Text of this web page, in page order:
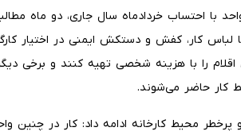
با احتساب خردادماه سال جاری، دو ماه
کارفرما لباس کار، کفش و دستکش ایمنی در اختیار
اقلام را با هزینه شخصی تهیه کنند و برخی
کار حاضر می‌شوند.
پرخطر محیط کارخانه ادامه داد: کار در